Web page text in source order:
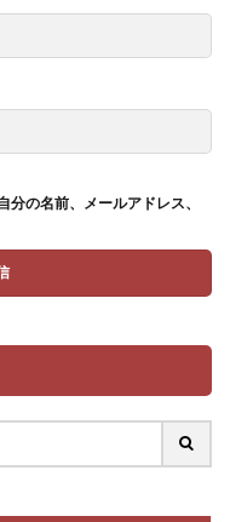
の名前、メールアドレス、